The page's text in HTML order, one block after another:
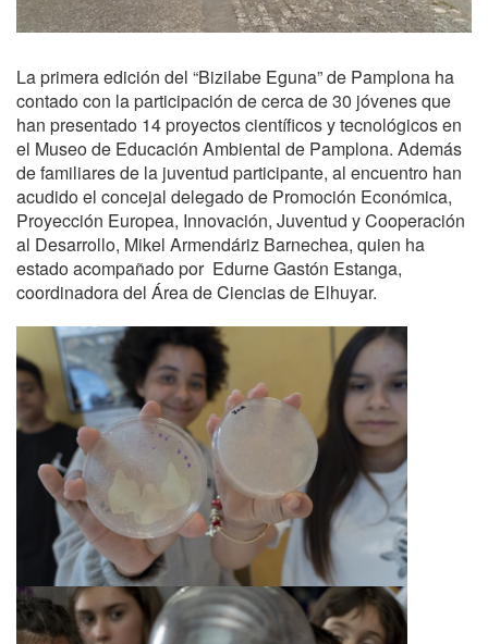
La primera edición del “Bizilabe Eguna” de Pamplona ha
contado con la participación de cerca de 30 jóvenes que
han presentado 14 proyectos científicos y tecnológicos en
el Museo de Educación Ambiental de Pamplona. Además
de familiares de la juventud participante, al encuentro han
acudido el concejal delegado de Promoción Económica,
Proyección Europea, Innovación, Juventud y Cooperación
al Desarrollo, Mikel Armendáriz Barnechea, quien ha
estado acompañado por Edurne Gastón Estanga,
coordinadora del Área de Ciencias de Elhuyar.